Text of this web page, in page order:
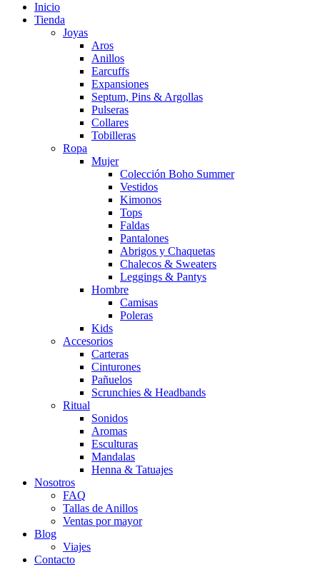
Inicio
Tienda
Joyas
Aros
Anillos
Earcuffs
Expansiones
Septum, Pins & Argollas
Pulseras
Collares
Tobilleras
Ropa
Mujer
Colección Boho Summer
Vestidos
Kimonos
Tops
Faldas
Pantalones
Abrigos y Chaquetas
Chalecos & Sweaters
Leggings & Pantys
Hombre
Camisas
Poleras
Kids
Accesorios
Carteras
Cinturones
Pañuelos
Scrunchies & Headbands
Ritual
Sonidos
Aromas
Esculturas
Mandalas
Henna & Tatuajes
Nosotros
FAQ
Tallas de Anillos
Ventas por mayor
Blog
Viajes
Contacto